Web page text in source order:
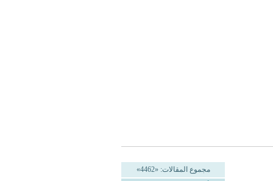
مجموع المقالات: «4462»